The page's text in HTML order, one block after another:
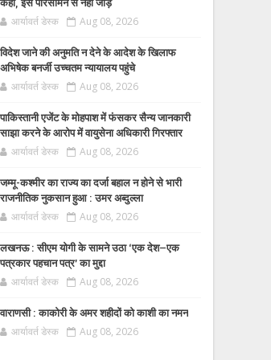
कहा, इसे परिसीमन से नहीं जोड़ें
आर्यावर्त डेस्क Aug 08, 2026
विदेश जाने की अनुमति न देने के आदेश के खिलाफ
अभिषेक बनर्जी उच्चतम न्यायालय पहुंचे
आर्यावर्त डेस्क Aug 08, 2026
पाकिस्तानी एजेंट के मोहपाश में फंसकर सैन्य जानकारी
साझा करने के आरोप में वायुसेना अधिकारी गिरफ्तार
आर्यावर्त डेस्क Aug 08, 2026
जम्मू-कश्मीर का राज्य का दर्जा बहाल न होने से भारी
राजनीतिक नुकसान हुआ : उमर अब्दुल्ला
आर्यावर्त डेस्क Aug 08, 2026
लखनऊ : सीएम योगी के सामने उठा ‘एक देश–एक
पत्रकार पहचान पत्र’ का मुद्दा
आर्यावर्त डेस्क Aug 08, 2026
वाराणसी : काकोरी के अमर शहीदों को काशी का नमन
आर्यावर्त डेस्क Aug 08, 2026